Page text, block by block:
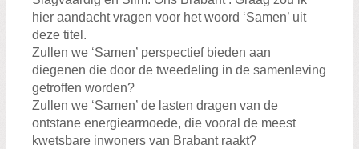
hier aandacht vragen voor het woord ‘Samen’ uit
deze titel.
Zullen we ‘Samen’ perspectief bieden aan
diegenen die door de tweedeling in de samenleving
getroffen worden?
Zullen we ‘Samen’ de lasten dragen van de
ontstane energiearmoede, die vooral de meest
kwetsbare inwoners van Brabant raakt?